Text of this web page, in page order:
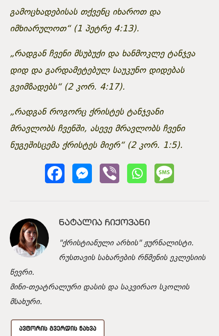
გამოცხადებისას თქვენც იხაროთ და
იმხიარულოთ“ (1 პეტრე 4:13).
„რადგან ჩვენი მსუბუქი და ხანმოკლე ტანჯვა
დიდ და გარდამეტებულ საუკუნო დიდებას
გვიმზადებს“ (2 კორ. 4:17).
„რადგან როგორც ქრისტეს ტანჯვანი
მრავლობს ჩვენში, ასევე მრავლობს ჩვენი
ნუგეშისცემა ქრისტეს მიერ“ (2 კორ. 1:5).
ᲜᲐᲢᲐᲚᲘᲐ ᲩᲘᲥᲝᲕᲐᲜᲘ
"ქრისტიანული არხის" ჟურნალისტი.
რუსთავის სახარების რწმენის ეკლესიის
წევრი.
მინი-თეატრალური დასის და საკვირაო სკოლის
მსახური.
ᲐᲕᲢᲝᲠᲘᲡ ᲒᲕᲔᲠᲓᲘᲡ ᲜᲐᲮᲕᲐ